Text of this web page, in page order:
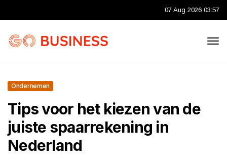
07 Aug 2026 03:57
Ondernemen
Tips voor het kiezen van de
juiste spaarrekening in
Nederland